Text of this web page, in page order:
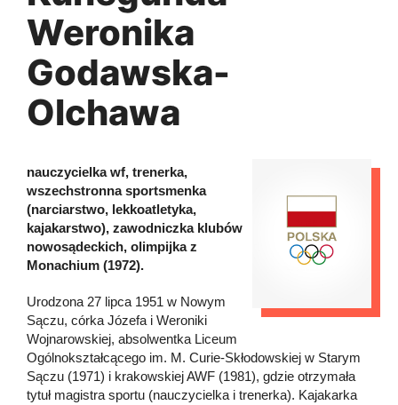
Weronika
Godawska-
Olchawa
nauczycielka wf, trenerka,
wszechstronna sportsmenka
(narciarstwo, lekkoatletyka,
kajakarstwo), zawodniczka klubów
nowosądeckich, olimpijka z
Monachium (1972).
Urodzona 27 lipca 1951 w Nowym
Sączu, córka Józefa i Weroniki
Wojnarowskiej, absolwentka Liceum
Ogólnokształcącego im. M. Curie-Skłodowskiej w Starym
Sączu (1971) i krakowskiej AWF (1981), gdzie otrzymała
tytuł magistra sportu (nauczycielka i trenerka). Kajakarka